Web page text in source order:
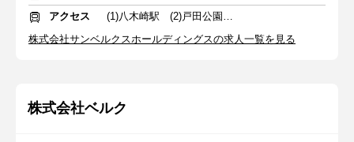
アクセス
(1)八木崎駅 (2)戸田公園駅 (3)北松戸駅
株式会社サンベルクスホールディングスの求人一覧を見る
株式会社ベルク